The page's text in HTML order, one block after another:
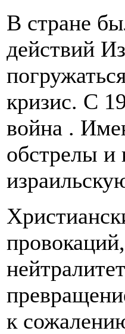
В стране
действий
кризис. С
война .
обстрелы и
к